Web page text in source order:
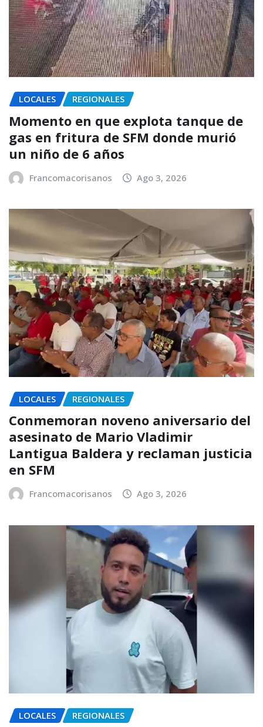
LOCALES REGIONALES
Momento en que explota tanque de
gas en fritura de SFM donde murió
un niño de 6 años
Francomacorisanos Ago 3, 2026
LOCALES REGIONALES
Conmemoran noveno aniversario del
asesinato de Mario Vladimir
Lantigua Baldera y reclaman justicia
en SFM
Francomacorisanos Ago 3, 2026
LOCALES REGIONALES